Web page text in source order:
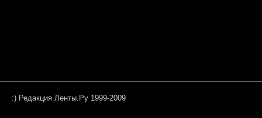
:) Редакция Ленты.Ру 1999-2009